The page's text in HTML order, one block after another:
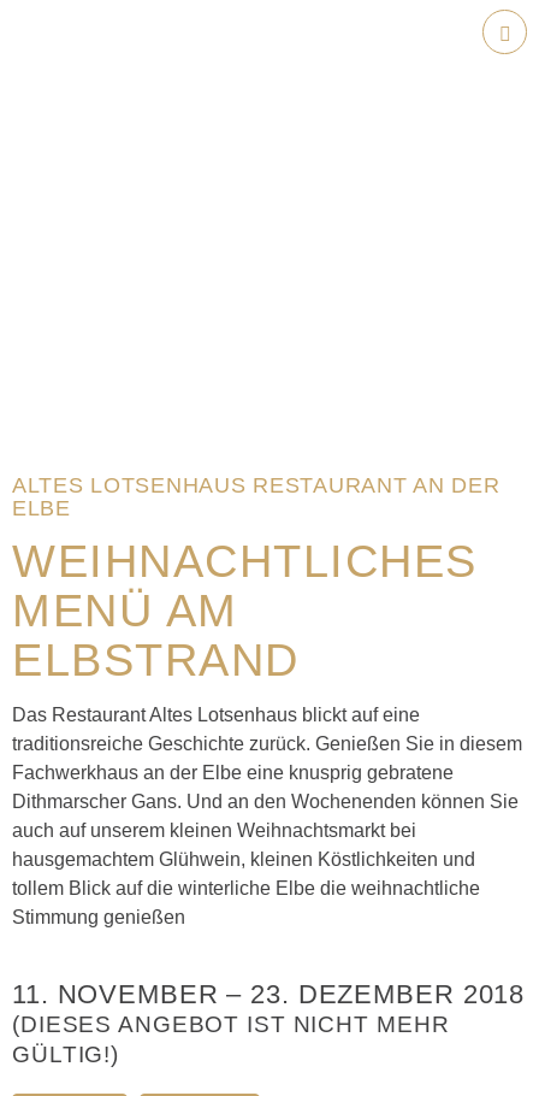
ALTES LOTSENHAUS RESTAURANT AN DER
ELBE
WEIHNACHTLICHES
MENÜ AM
ELBSTRAND
Das Restaurant Altes Lotsenhaus blickt auf eine
traditionsreiche Geschichte zurück. Genießen Sie in diesem
Fachwerkhaus an der Elbe eine knusprig gebratene
Dithmarscher Gans. Und an den Wochenenden können Sie
auch auf unserem kleinen Weihnachtsmarkt bei
hausgemachtem Glühwein, kleinen Köstlichkeiten und
tollem Blick auf die winterliche Elbe die weihnachtliche
Stimmung genießen
11. NOVEMBER – 23. DEZEMBER 2018
(DIESES ANGEBOT IST NICHT MEHR
GÜLTIG!)